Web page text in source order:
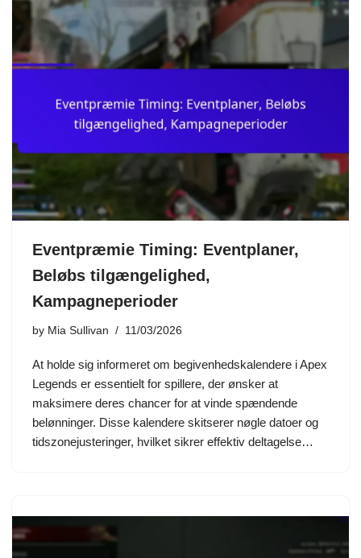
Eventpræmie Timing: Eventplaner,
Beløbs tilgængelighed,
Kampagneperioder
by Mia Sullivan 11/03/2026
At holde sig informeret om begivenhedskalendere i Apex
Legends er essentielt for spillere, der ønsker at
maksimere deres chancer for at vinde spændende
belønninger. Disse kalendere skitserer nøgle datoer og
tidszonejusteringer, hvilket sikrer effektiv deltagelse…